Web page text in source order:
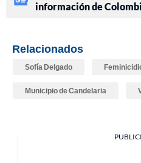
información de
Relacionados
Sofía Delgado
Municipio de Candelaria